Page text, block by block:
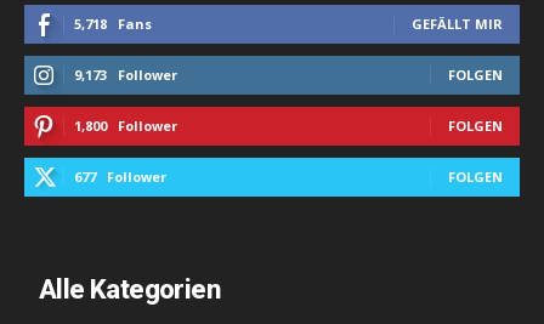
5,718 Fans GEFÄLLT MIR
9,173 Follower FOLGEN
1,800 Follower FOLGEN
677 Follower FOLGEN
Alle Kategorien